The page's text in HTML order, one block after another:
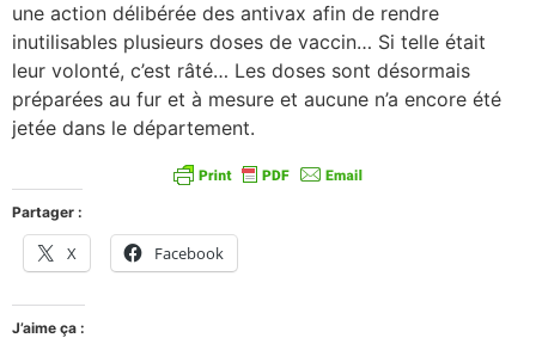
une action délibérée des antivax afin de rendre
inutilisables plusieurs doses de vaccin… Si telle était
leur volonté, c’est râté… Les doses sont désormais
préparées au fur et à mesure et aucune n’a encore été
jetée dans le département.
Partager :
X Facebook
J’aime ça :